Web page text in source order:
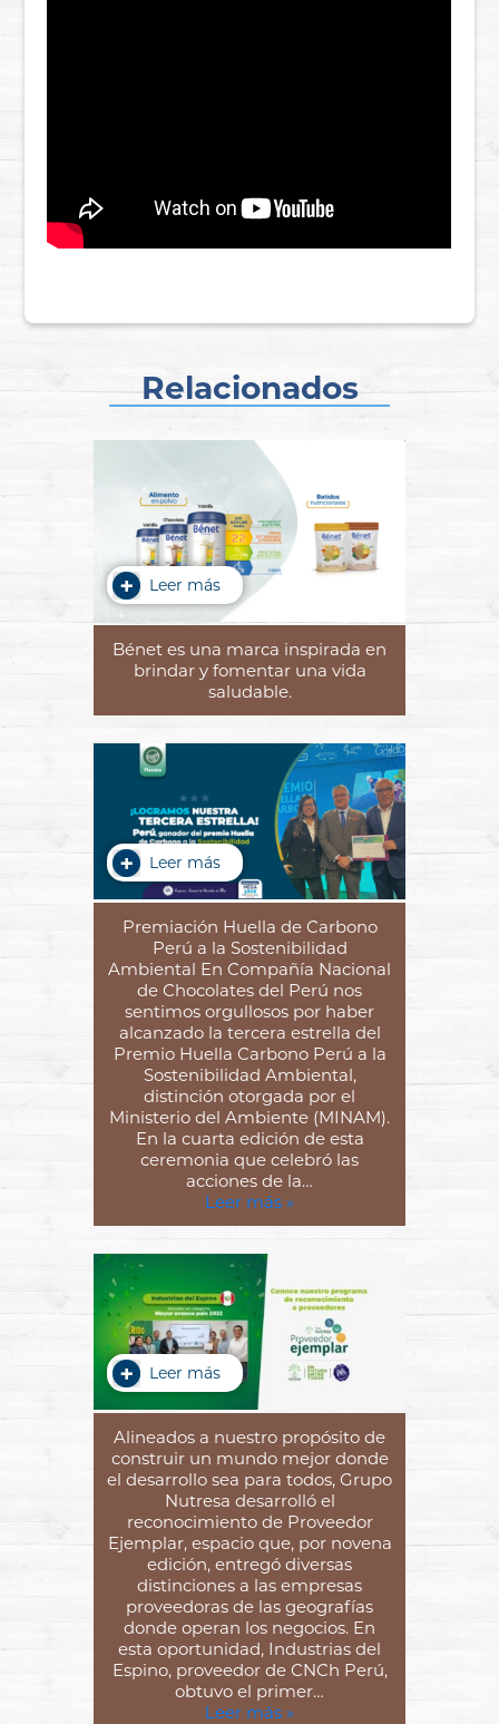
Relacionados
Leer más
Bénet es una marca inspirada en
brindar y fomentar una vida
saludable.
Leer más
Premiación Huella de Carbono
Perú a la Sostenibilidad
Ambiental En Compañía Nacional
de Chocolates del Perú nos
sentimos orgullosos por haber
alcanzado la tercera estrella del
Premio Huella Carbono Perú a la
Sostenibilidad Ambiental,
distinción otorgada por el
Ministerio del Ambiente (MINAM).
En la cuarta edición de esta
ceremonia que celebró las
acciones de la…
Leer más »
Leer más
Alineados a nuestro propósito de
construir un mundo mejor donde
el desarrollo sea para todos, Grupo
Nutresa desarrolló el
reconocimiento de Proveedor
Ejemplar, espacio que, por novena
edición, entregó diversas
distinciones a las empresas
proveedoras de las geografías
donde operan los negocios. En
esta oportunidad, Industrias del
Espino, proveedor de CNCh Perú,
obtuvo el primer…
Leer más »